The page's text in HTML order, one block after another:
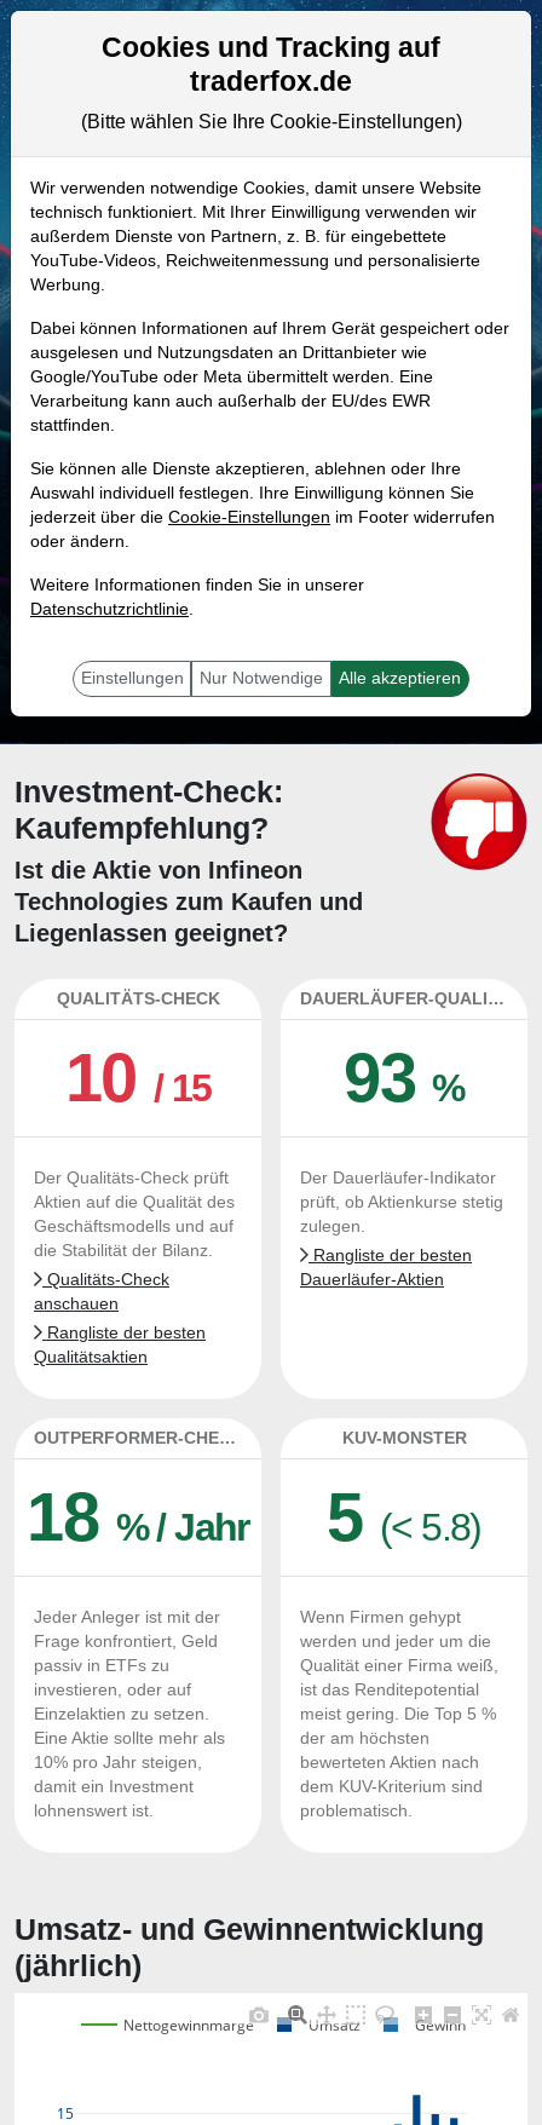
Aktien- und Artikelsuche
623100 | IFX–Infineon
Technologies Aktie
Realtime-Aktienkurs:
- - -
-
Marktkapitalisierung 81,12 Mrd. EUR
Unternehmenswert
Umsatz 14,66 Mrd. EUR
84.7 %
mit dieser Aktie erfolgreich sein.
Investment-Check:
Kaufempfehlung?
Ist die Aktie von Infineon
Technologies zum Kaufen und
Liegenlassen geeignet?
QUALITÄTS-CHECK
10 / 15
Der Qualitäts-Check prüft
Aktien auf die Qualität des
Geschäftsmodells und auf
die Stabilität der Bilanz.
Qualitäts-Check
anschauen
Rangliste der besten
Qualitätsaktien
DAUERLÄUFER-QUALITÄTEN
93%
Der Dauerläufer-Indikator
prüft, ob Aktienkurse stetig
zulegen.
Rangliste der besten
Dauerläufer-Aktien
OUTPERFORMER-CHECK
18 % / Jahr
Jeder Anleger ist mit der
Frage konfrontiert, Geld
passiv in ETFs zu
investieren, oder auf
Einzelaktien zu setzen.
Eine Aktie sollte mehr als
10% pro Jahr steigen,
damit ein Investment
lohnenswert ist.
KUV-MONSTER
5 (< 5.8)
Wenn Firmen gehypt
werden und jeder um die
Qualität einer Firma weiß,
ist das Renditepotential
meist gering. Die Top 5 %
der am höchsten
bewerteten Aktien nach
dem KUV-Kriterium sind
problematisch.
Umsatz- und Gewinnentwicklung
(jährlich)
15
Nettogewinnmarge Umsatz Gewinn
Cookies und Tracking auf
traderfox.de
(Bitte wählen Sie Ihre Cookie-Einstellungen)
Wir verwenden notwendige Cookies, damit unsere Website
technisch funktioniert. Mit Ihrer Einwilligung verwenden wir
außerdem Dienste von Partnern, z. B. für eingebettete
YouTube-Videos, Reichweitenmessung und personalisierte
Werbung.
Dabei können Informationen auf Ihrem Gerät gespeichert oder
ausgelesen und Nutzungsdaten an Drittanbieter wie
Google/YouTube oder Meta übermittelt werden. Eine
Verarbeitung kann auch außerhalb der EU/des EWR
stattfinden.
Sie können alle Dienste akzeptieren, ablehnen oder Ihre
Auswahl individuell festlegen. Ihre Einwilligung können Sie
jederzeit über die Cookie-Einstellungen im Footer widerrufen
oder ändern.
Weitere Informationen finden Sie in unserer
Datenschutzrichtlinie.
Einstellungen Nur Notwendige Alle akzeptieren